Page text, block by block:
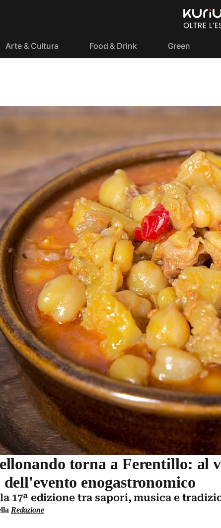
Arte & Cultura Food & Drink Green
torna a Ferentillo: al
dell'evento enogastronomico
17ª edizione tra sapori, musica e
Redazione